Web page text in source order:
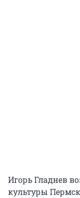
Игорь Гладнев
культуры